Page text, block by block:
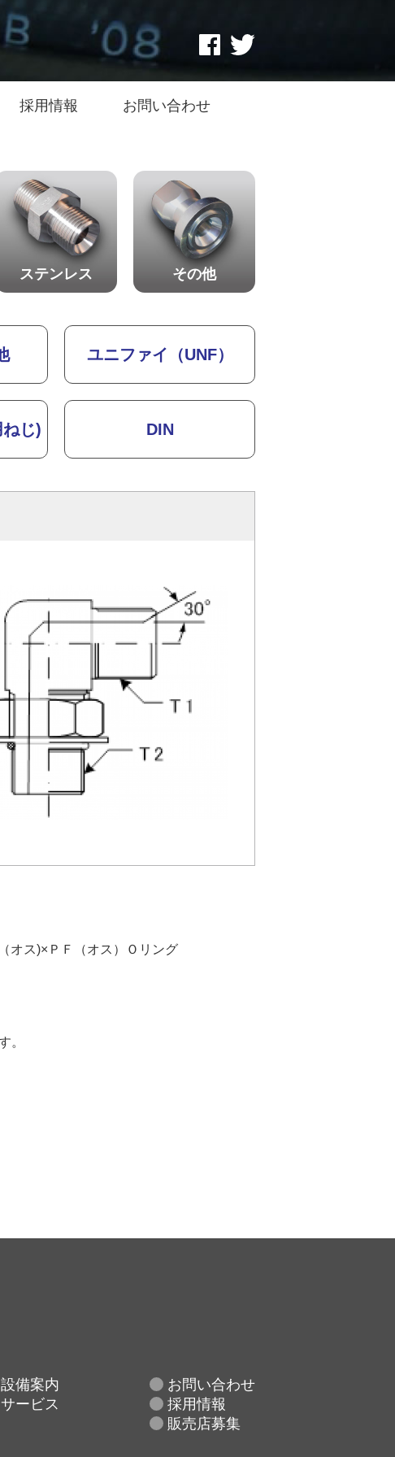
採用情報 お問い合わせ
ステンレス その他
ユニファイ（UNF）
じ) DIN
ス)×ＰＦ（オス）Ｏリング
。
設備案内
サービス
お問い合わせ
採用情報
販売店募集